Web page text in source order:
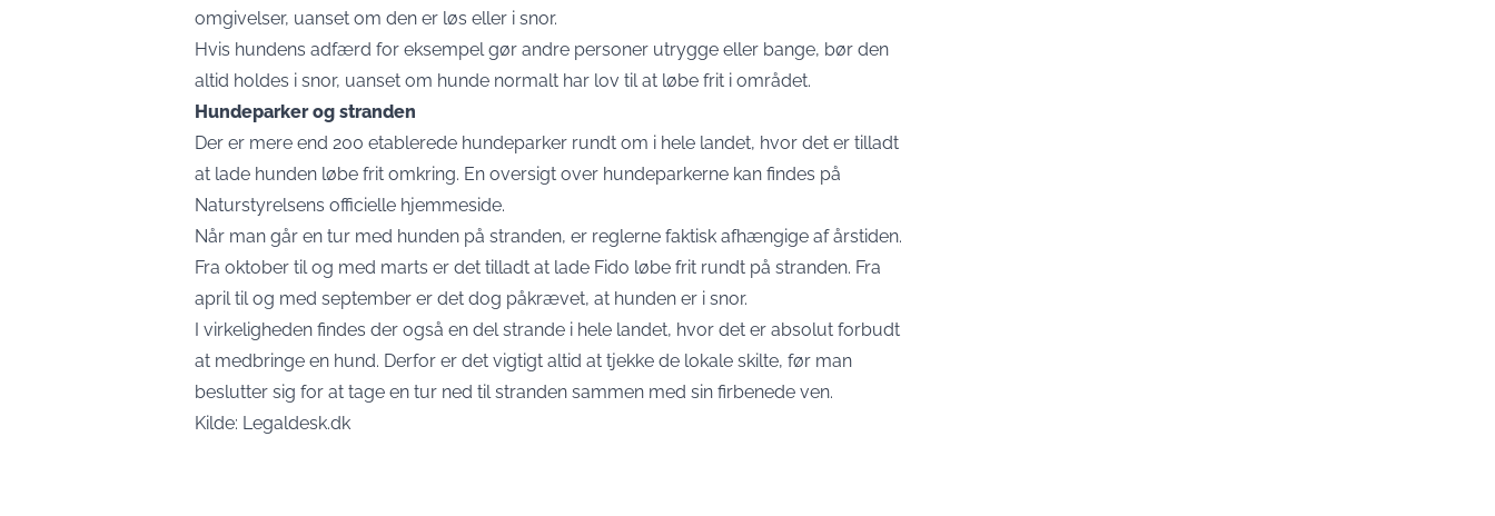
omgivelser, uanset om den er løs eller i snor.
Hvis hundens adfærd for eksempel gør andre personer utrygge eller bange, bør den
altid holdes i snor, uanset om hunde normalt har lov til at løbe frit i området.
Hundeparker og stranden
Der er mere end 200 etablerede hundeparker rundt om i hele landet, hvor det er tilladt
at lade hunden løbe frit omkring. En oversigt over hundeparkerne kan findes på
Naturstyrelsens officielle hjemmeside.
Når man går en tur med hunden på stranden, er reglerne faktisk afhængige af årstiden.
Fra oktober til og med marts er det tilladt at lade Fido løbe frit rundt på stranden. Fra
april til og med september er det dog påkrævet, at hunden er i snor.
I virkeligheden findes der også en del strande i hele landet, hvor det er absolut forbudt
at medbringe en hund. Derfor er det vigtigt altid at tjekke de lokale skilte, før man
beslutter sig for at tage en tur ned til stranden sammen med sin firbenede ven.
Kilde: Legaldesk.dk